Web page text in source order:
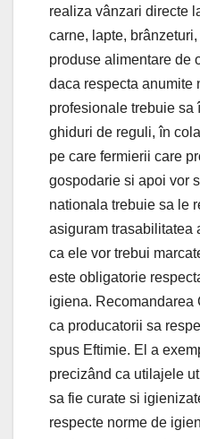
realiza vânzari directe
carne, lapte,
produse alimentare de
daca respecta anumite
profesionale trebuie sa
ghiduri de reguli, în
pe care fermierii care
gospodarie si apoi vor
nationala trebuie sa le
asiguram trasabilitatea
ca ele vor trebui
este obligatorie
igiena. Recomandarea
ca producatorii sa
spus Eftimie. El a
precizând ca utilajele
sa fie curate si
respecte norme de